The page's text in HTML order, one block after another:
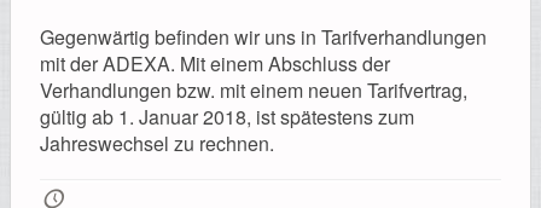
Gegenwärtig befinden wir uns in Tarifverhandlungen
mit der ADEXA. Mit einem Abschluss der
Verhandlungen bzw. mit einem neuen Tarifvertrag,
gültig ab 1. Januar 2018, ist spätestens zum
Jahreswechsel zu rechnen.
🕔